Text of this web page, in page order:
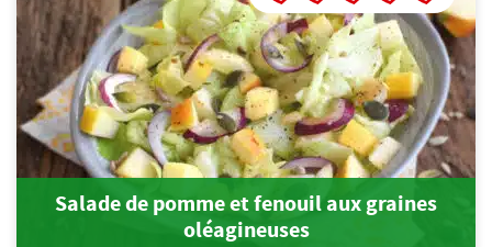
Salade de pomme et fenouil aux graines
oléagineuses